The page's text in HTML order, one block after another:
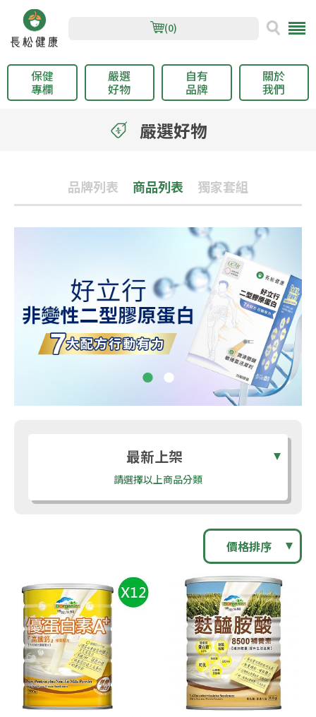
(0)
保健
專欄
嚴選
好物
自有
品牌
關於
我們
嚴選好物
品牌列表 商品列表 獨家套組
最新上架
請選擇以上商品分類
價格排序